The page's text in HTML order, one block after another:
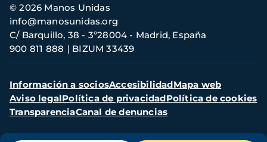
Información
de
contacto
© 2026 Manos Unidas
C/ Barquillo, 38 - 3º28004 - Madrid, España
900 811 888
BIZUM 33439
info@manosunidas.org
Menú
secundario
Información a sociosAccesibilidadMapa web
Aviso legalPolítica de privacidadPolítica de cookies
TransparenciaCanal de denuncias